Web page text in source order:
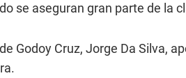
se aseguran gran parte de la
Godoy Cruz, Jorge Da Silva,